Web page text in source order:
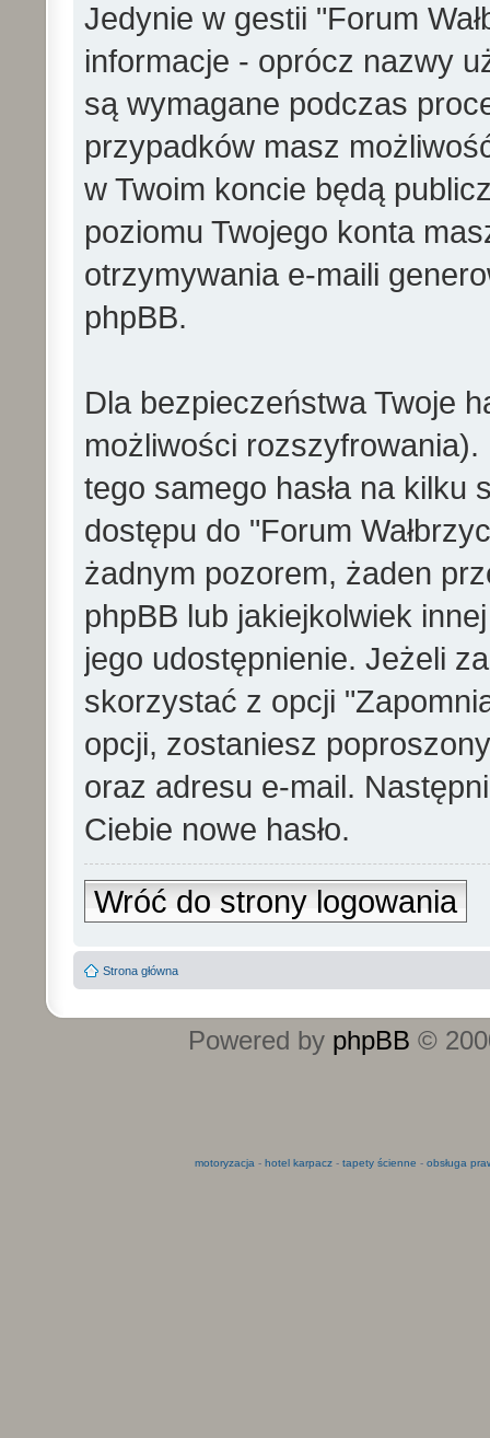
Jedynie w gestii "Forum
informacje - oprócz nazwy
są wymagane podczas
przypadków masz
w Twoim koncie będą
poziomu Twojego konta
otrzymywania e-maili
phpBB.
Dla bezpieczeństwa Twoje
możliwości
tego samego hasła na kilku
dostępu do "Forum
żadnym pozorem, żaden
phpBB lub jakiejkolwiek
jego udostępnienie. Jeżeli
skorzystać z opcji
opcji, zostaniesz
oraz adresu e-mail.
Ciebie nowe hasło.
Wróć do strony logowania
Strona główna
Powered by phpBB ©
motoryzacja - hotel karpacz- tapety ścienne - obsługa